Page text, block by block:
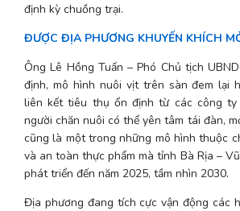
định kỳ chuồng trại.
ĐƯỢC ĐỊA PHƯƠNG KHUYẾN KHÍCH
Ông Lê Hồng Tuấn – Phó Chủ tịch
định, mô hình nuôi vịt trên sàn đem lại
liên kết tiêu thụ ổn định từ các công ty
người chăn nuôi có thể yên tâm tái đàn,
cũng là một trong những mô hình thuộc
và an toàn thực phẩm mà tỉnh Bà Rịa –
phát triển đến năm 2025, tầm nhìn 2030.
Địa phương đang tích cực vận động các